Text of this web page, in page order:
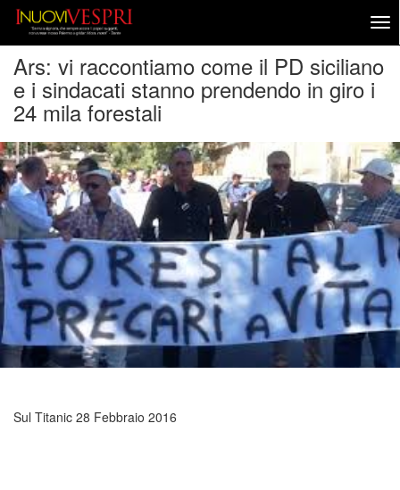
Ars: vi raccontiamo come il PD siciliano
e i sindacati stanno prendendo in giro i
24 mila forestali
Sul Titanic 28 Febbraio 2016